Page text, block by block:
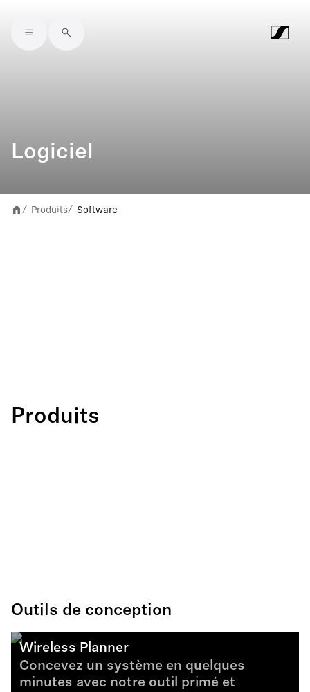
Logiciel
/ Produits/ Software
Produits
Outils de conception
Wireless Planner
Concevez un système en quelques
minutes avec notre outil primé et